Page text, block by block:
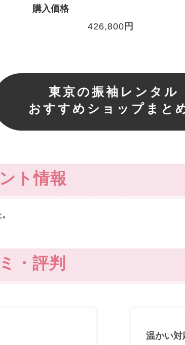
購入価格
426,800 円
東京の振袖レンタル
おすすめショップまと
ト情報
・評判
温かい対